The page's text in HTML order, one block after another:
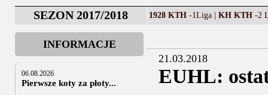
SEZON 2017/2018 1928 KTH -1Liga | KH KTH -2
INFORMACJE
06.08.2026
Pierwsze koty za płoty...
21.03.2018
EUHL: